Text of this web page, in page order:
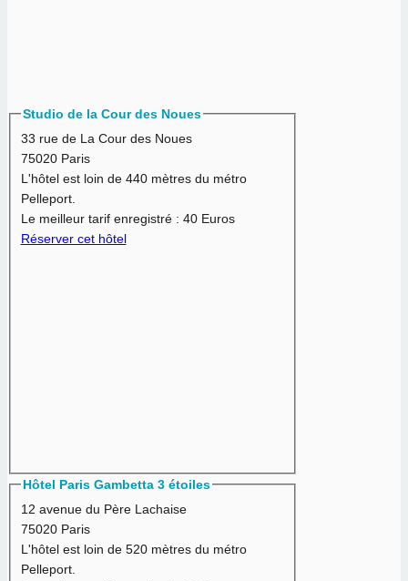
Studio de la Cour des Noues
33 rue de La Cour des Noues
75020 Paris
L'hôtel est loin de 440 mètres du métro
Pelleport.
Le meilleur tarif enregistré : 40 Euros
Réserver cet hôtel
Hôtel Paris Gambetta 3 étoiles
12 avenue du Père Lachaise
75020 Paris
L'hôtel est loin de 520 mètres du métro
Pelleport.